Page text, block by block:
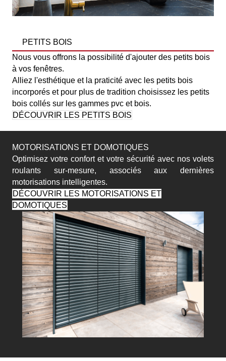
PETITS BOIS
Nous vous offrons la possibilité d'ajouter des petits bois
à vos fenêtres.
Alliez l'esthétique et la praticité avec les petits bois
incorporés et pour plus de tradition choisissez les petits
bois collés sur les gammes pvc et bois.
DÉCOUVRIR LES PETITS BOIS
MOTORISATIONS ET DOMOTIQUES
Optimisez votre confort et votre sécurité avec nos volets
roulants sur-mesure, associés aux dernières
motorisations intelligentes.
DÉCOUVRIR LES MOTORISATIONS ET
DOMOTIQUES